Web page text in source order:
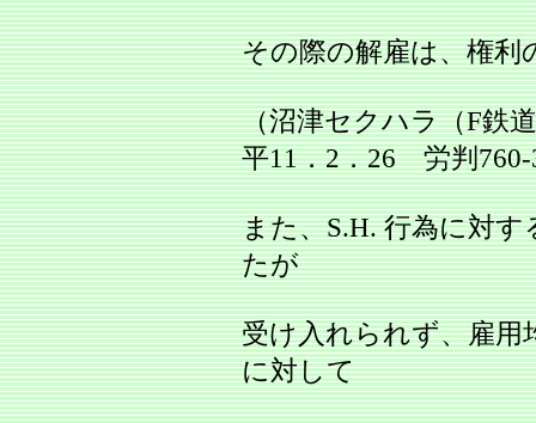
その際の解雇は、権利
（沼津セクハラ（F鉄
平11．2．26 労判
また、S.H. 行為に対
たが
受け入れられず、雇用
に対して